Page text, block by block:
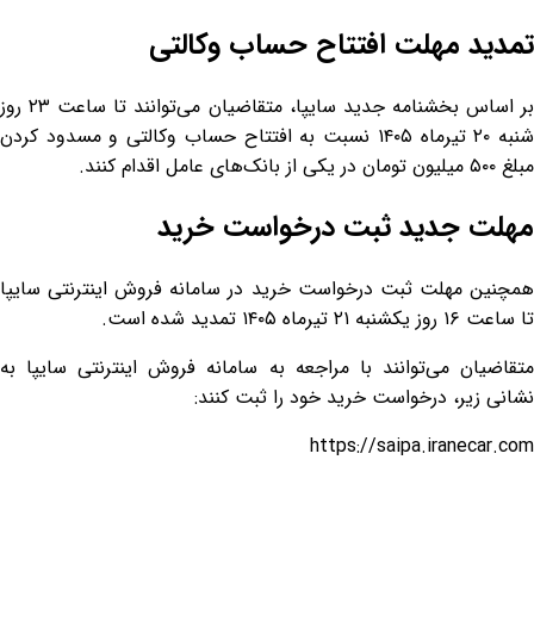
تمدید مهلت افتتاح حساب وکالتی
بر اساس بخشنامه جدید سایپا، متقاضیان می‌توانند تا ساعت ۲۳ روز
شنبه ۲۰ تیرماه ۱۴۰۵ نسبت به افتتاح حساب وکالتی و مسدود کردن
مبلغ ۵۰۰ میلیون تومان در یکی از بانک‌های عامل اقدام کنند.
مهلت جدید ثبت درخواست خرید
همچنین مهلت ثبت درخواست خرید در سامانه فروش اینترنتی سایپا
تا ساعت ۱۶ روز یکشنبه ۲۱ تیرماه ۱۴۰۵ تمدید شده است.
متقاضیان می‌توانند با مراجعه به سامانه فروش اینترنتی سایپا به
نشانی زیر، درخواست خرید خود را ثبت کنند:
https://saipa.iranecar.com